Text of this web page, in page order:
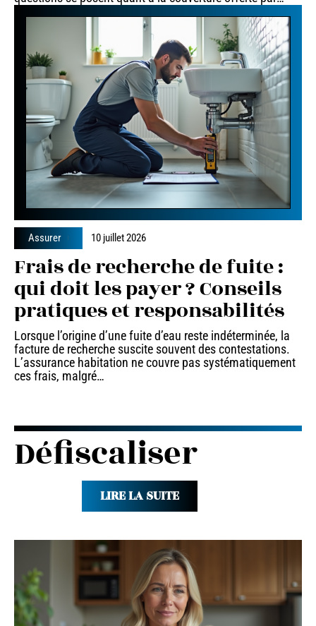
Assurer 10 juillet 2026
Frais de recherche de fuite :
qui doit les payer ? Conseils
pratiques et responsabilités
Lorsque l’origine d’une fuite d’eau reste indéterminée, la
facture de recherche suscite souvent des contestations.
L’assurance habitation ne couvre pas systématiquement
ces frais, malgré…
Défiscaliser
LIRE LA SUITE